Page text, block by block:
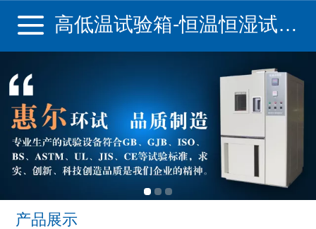
高低温试验箱-恒温恒湿试验箱-盐雾腐蚀试验箱-无锡惠尔环境试验设备厂
产品展示